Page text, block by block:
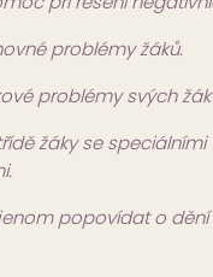
problémy žáků.
problémy svých
žáky se
popovídat o dění